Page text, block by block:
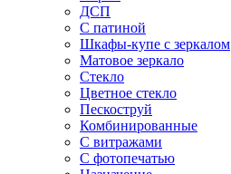
ДСП
С патиной
Шкафы-купе с зеркалом
Матовое зеркало
Стекло
Цветное стекло
Пескоструй
Комбинированные
С витражами
С фотопечатью